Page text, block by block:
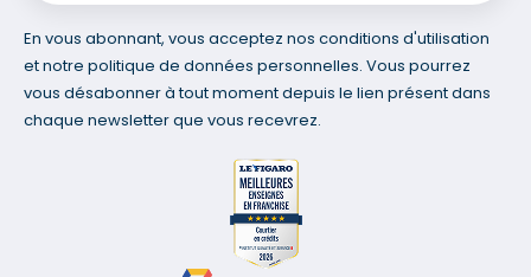
En vous abonnant, vous acceptez nos conditions d'utilisation
et notre politique de données personnelles. Vous pourrez
vous désabonner à tout moment depuis le lien présent dans
chaque newsletter que vous recevrez.